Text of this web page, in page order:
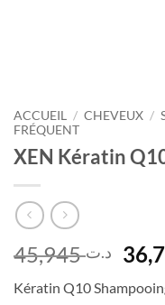
ACCUEIL / CHEVEUX /
FRÉQUENT
XEN Kératin
د.ت45,945
Le
prix
Kératin Q10